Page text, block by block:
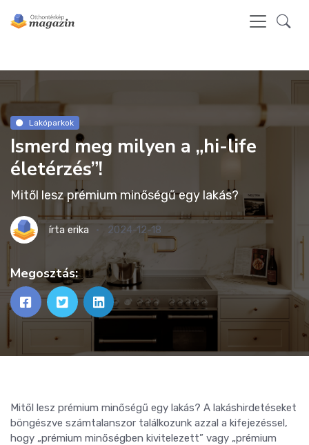
Lakóparkok
Ismerd meg milyen a „hi-life
életérzés”!
Mitől lesz prémium minőségű egy lakás?
írta erika 2024-12-18
Megosztás:
Mitől lesz prémium minőségű egy lakás? A lakáshirdetéseket
böngészve számtalanszor találkozunk azzal a kifejezéssel,
hogy „prémium minőségben kivitelezett” vagy „prémium